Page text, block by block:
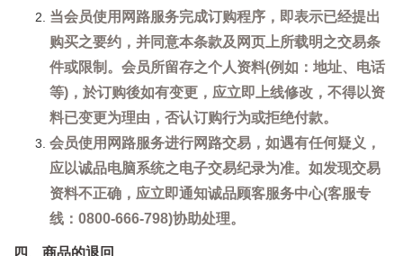
当会员使用网路服务完成订购程序，即表示已经提出
购买之要约，并同意本条款及网页上所载明之交易条
件或限制。会员所留存之个人资料(例如：地址、电话
等)，於订购後如有变更，应立即上线修改，不得以资
料已变更为理由，否认订购行为或拒绝付款。
会员使用网路服务进行网路交易，如遇有任何疑义，
应以诚品电脑系统之电子交易纪录为准。如发现交易
资料不正确，应立即通知诚品顾客服务中心(客服专
线：0800-666-798)协助处理。
四、商品的退回